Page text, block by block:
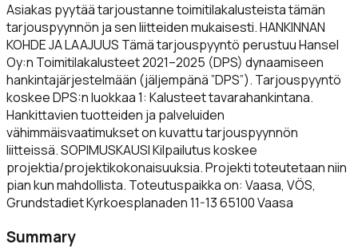
Asiakas pyytää tarjoustanne toimitilakalusteista tämän
tarjouspyynnön ja sen liitteiden mukaisesti. HANKINNAN
KOHDE JA LAAJUUS Tämä tarjouspyyntö perustuu Hansel
Oy:n Toimitilakalusteet 2021–2025 (DPS) dynaamiseen
hankintajärjestelmään (jäljempänä ”DPS”). Tarjouspyyntö
koskee DPS:n luokkaa 1: Kalusteet tavarahankintana.
Hankittavien tuotteiden ja palveluiden
vähimmäisvaatimukset on kuvattu tarjouspyynnön
liitteissä. SOPIMUSKAUSI Kilpailutus koskee
projektia/projektikokonaisuuksia. Projekti toteutetaan niin
pian kun mahdollista. Toteutuspaikka on: Vaasa, VÖS,
Grundstadiet Kyrkoesplanaden 11-13 65100 Vaasa
Summary